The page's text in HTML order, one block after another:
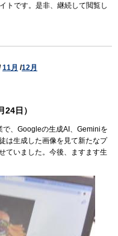
トです。是非、継続して閲覧し
11月 /12月
日）
、Googleの生成AI、Geminiを
は生成した画像を見て新たなプ
ていました。今後、ますます生